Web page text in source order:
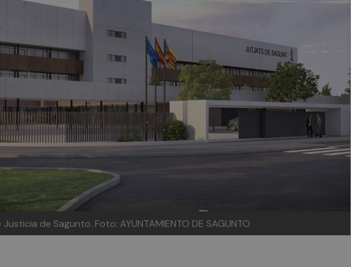
de Sagunto. Foto: AYUNTAMIENTO DE SAGUNTO